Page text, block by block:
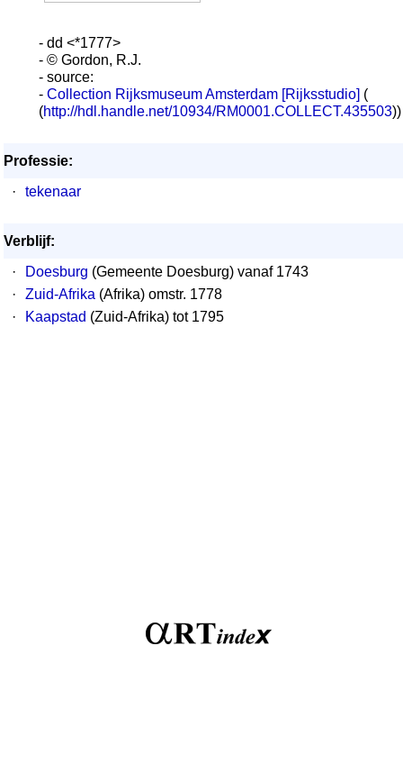
- dd <*1777>
- © Gordon, R.J.
- source:
- Collection Rijksmuseum Amsterdam [Rijksstudio] (
(http://hdl.handle.net/10934/RM0001.COLLECT.435503))
Professie:
·
tekenaar
Verblijf:
·
Doesburg (Gemeente Doesburg) vanaf 1743
·
Zuid-Afrika (Afrika) omstr. 1778
·
Kaapstad (Zuid-Afrika) tot 1795